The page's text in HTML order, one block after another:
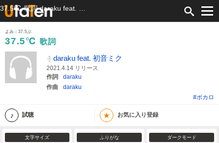
よみ：37.5ぶ
37.5℃ 歌詞
daraku feat. 初音ミク
2021.4.14 リリース
作詞
daraku
作曲
daraku
#ボカロ
試聴 ★ お気に入り登録
文字サイズ ふりがな ダークモード